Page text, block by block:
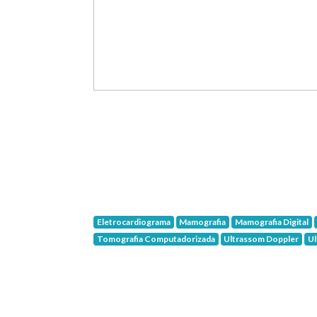
Eletrocardiograma Mamografia Mamografia Digital
Tomografia Computadorizada
Ultrassom Doppler